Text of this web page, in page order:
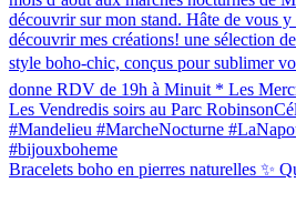
Bracelets boho en pierres naturelles ✨